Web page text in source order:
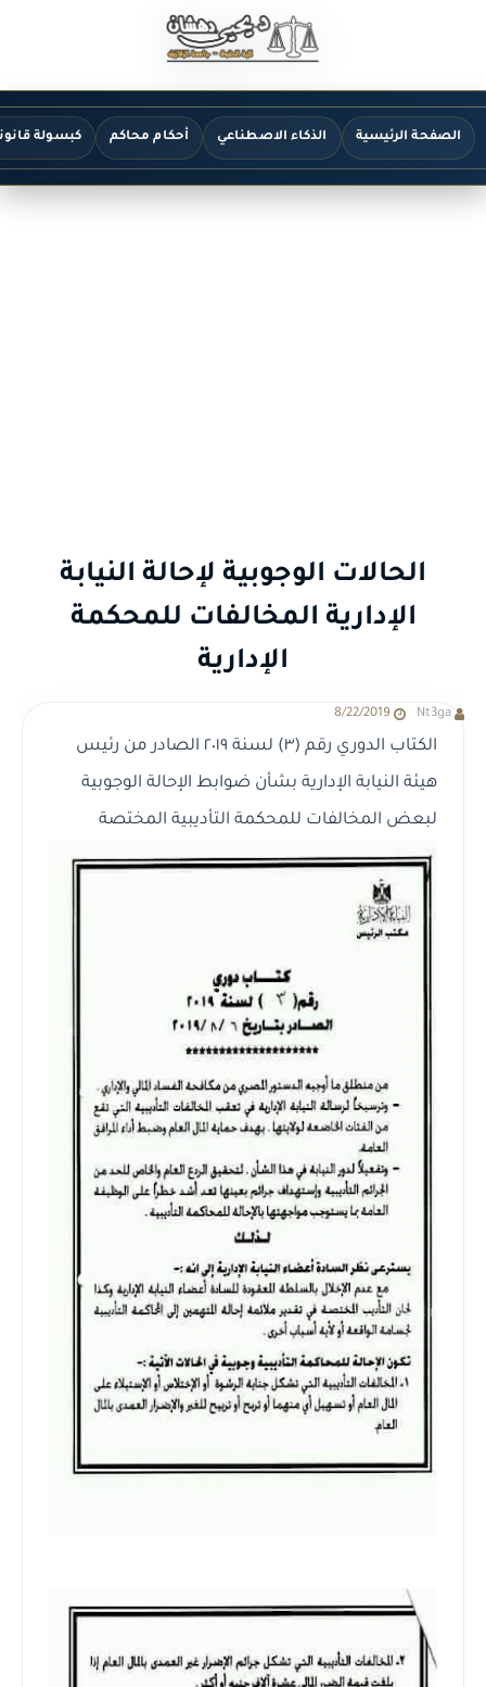
الصفحة الرئيسية الذكاء الاصطناعي أحكام محاكم كبسولة
الحالات الوجوبية لإحالة النيابة
الإدارية المخالفات للمحكمة
الإدارية
Nt3ga
8/22/2019
الكتاب الدوري رقم (٣) لسنة ٢٠١٩ الصادر من رئيس
هيئة النيابة الإدارية بشأن ضوابط الإحالة الوجوبية
لبعض المخالفات للمحكمة التأديبية المختصة